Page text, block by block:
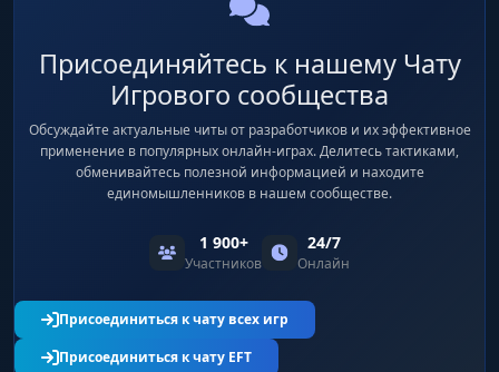
Присоединяйтесь к нашему Чату
Игрового сообщества
Обсуждайте актуальные читы от разработчиков и их эффективное
применение в популярных онлайн-играх. Делитесь тактиками,
обменивайтесь полезной информацией и находите
единомышленников в нашем сообществе.
1 900+
Участников
24/7
Онлайн
Присоединиться к чату всех игр
Присоединиться к чату EFT